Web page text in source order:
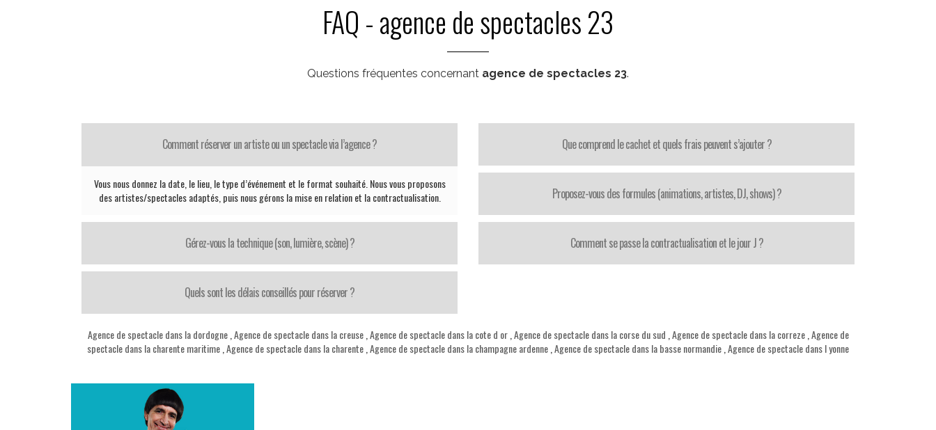
FAQ - agence de spectacles 23
Questions fréquentes concernant agence de spectacles 23.
Comment réserver un artiste ou un spectacle via l’agence ?
Vous nous donnez la date, le lieu, le type d’événement et le format souhaité. Nous vous proposons
des artistes/spectacles adaptés, puis nous gérons la mise en relation et la contractualisation.
Gérez-vous la technique (son, lumière, scène) ?
Quels sont les délais conseillés pour réserver ?
Que comprend le cachet et quels frais peuvent s’ajouter ?
Proposez-vous des formules (animations, artistes, DJ, shows) ?
Comment se passe la contractualisation et le jour J ?
Agence de spectacle dans la dordogne, Agence de spectacle dans la creuse, Agence de spectacle dans la cote d or, Agence de spectacle dans la corse du sud Agence de spectacle dans la correze, Agence de
spectacle dans la charente maritime Agence de spectacle dans la charente Agence de spectacle dans la champagne ardenne Agence de spectacle dans la basse normandie Agence de spectacle dans l yonne